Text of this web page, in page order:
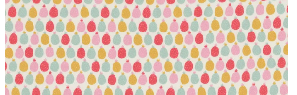
Satin
Soie
Velours